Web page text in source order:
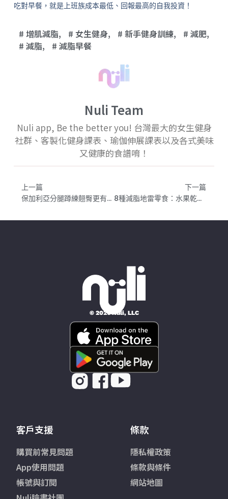
吃對早餐，就是上班族成本最低、回報最高的自我投資！
增肌減脂, 女生健身, 新手健身訓練, 減肥,
減脂, 減脂早餐
Nuli Team
Nuli app, Be the better you! 台灣最大的女生健身
社群、客製化健身課表、瑜伽伸展課表以及各式美味
又健康的食譜唷！
上一篇
保加利亞分腿蹲練翹臀更有效！保加利亞分腿蹲的四大好處與進階變化式，強化下肢超有感｜分腿蹲全攻略
下一篇
8種減脂地雷零食：水果乾、燕麥棒都上榜？｜常見高熱量減脂地雷零食盤點
© 2026 Nüli, LLC
客戶支援
購買前常見問題
App使用問題
帳號與訂閱
條款
隱私權政策
條款與條件
網站地圖